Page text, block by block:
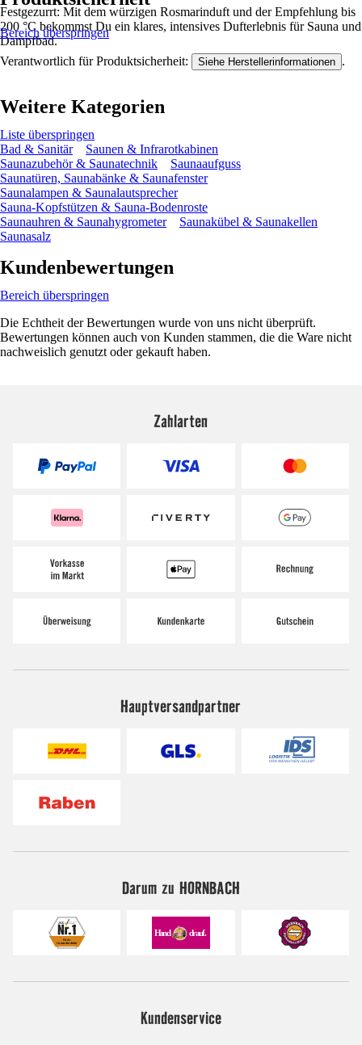
Festgezurrt: Mit dem würzigen Rosmarinduft und der Empfehlung bis
200 °C bekommst Du ein klares, intensives Dufterlebnis für Sauna und
Dampfbad.
Bereich überspringen
Verantwortlich für Produktsicherheit: Siehe Herstellerinformationen .
Weitere Kategorien
Liste überspringen
Bad & Sanitär
Saunen & Infrarotkabinen
Saunazubehör & Saunatechnik
Saunaaufguss
Saunatüren, Saunabänke & Saunafenster
Saunalampen & Saunalautsprecher
Sauna-Kopfstützen & Sauna-Bodenroste
Saunauhren & Saunahygrometer
Saunakübel & Saunakellen
Saunasalz
Kundenbewertungen
Bereich überspringen
Die Echtheit der Bewertungen wurde von uns nicht überprüft.
Bewertungen können auch von Kunden stammen, die die Ware nicht
nachweislich genutzt oder gekauft haben.
Zahlarten
Hauptversandpartner
Darum zu HORNBACH
Kundenservice